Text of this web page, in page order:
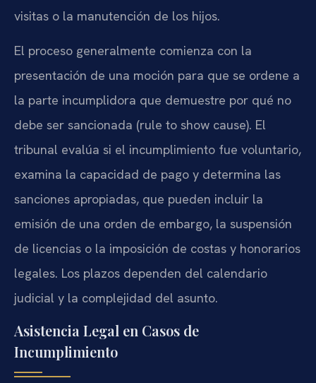
visitas o la manutención de los hijos.
El proceso generalmente comienza con la
presentación de una moción para que se ordene a
la parte incumplidora que demuestre por qué no
debe ser sancionada (rule to show cause). El
tribunal evalúa si el incumplimiento fue voluntario,
examina la capacidad de pago y determina las
sanciones apropiadas, que pueden incluir la
emisión de una orden de embargo, la suspensión
de licencias o la imposición de costas y honorarios
legales. Los plazos dependen del calendario
judicial y la complejidad del asunto.
Asistencia Legal en Casos de
Incumplimiento